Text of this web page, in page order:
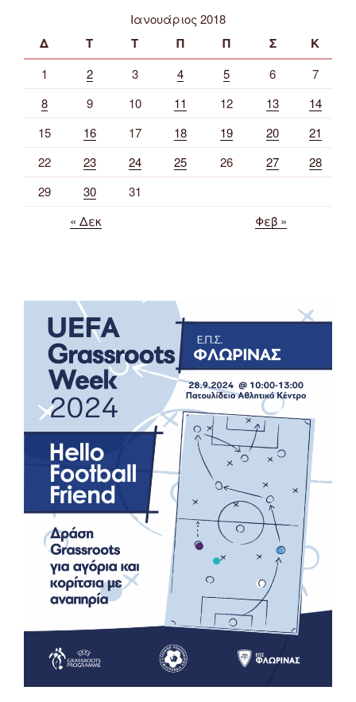
Ιανουάριος 2018
Δ Τ Τ Π Π Σ Κ
1 2 3 4 5 6
7
8
9 10 11 12 13
14
15
16 17 18 19 20
21
22
23 24 25 26 27
28
29
30
31
« Δεκ
Φεβ »